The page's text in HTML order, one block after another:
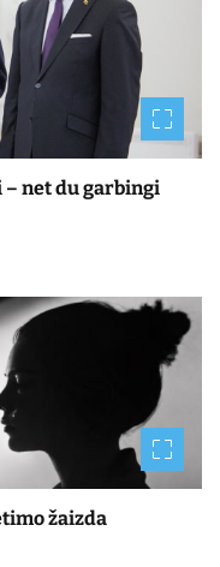
net du garbingi
žaizda